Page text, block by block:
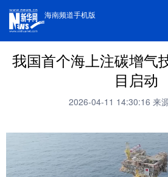
海南频道手机版
我国首个海上注碳增气
目启动
2026-04-11 14:30:16 来